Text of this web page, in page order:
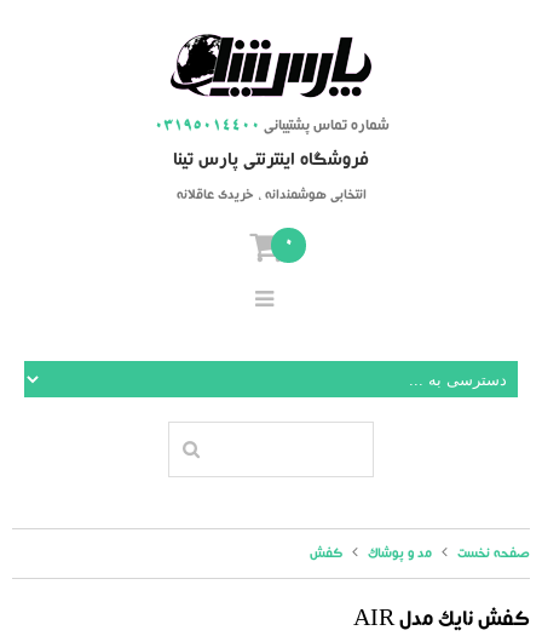
03195014400 شماره تماس پشتیبانی
فروشگاه اینترنتی پارس تینا
انتخابی هوشمندانه ، خریدی عاقلانه
0
صفحه نخست مد و پوشاک کفش
کفش نایک مدل AIR